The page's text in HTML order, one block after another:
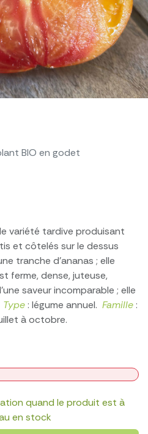
BIO en godet
variété tardive produisant
et côtelés sur le dessus
tranche d’ananas ; elle
ferme, dense, juteuse,
saveur incomparable ; elle
Type : légume annuel. Famille :
à octobre.
quand le produit est à
en stock